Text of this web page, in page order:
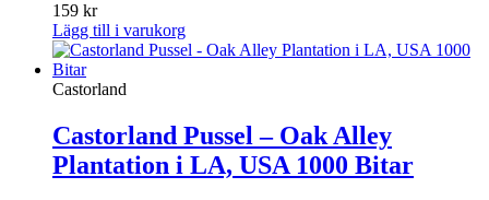
159 kr
Lägg till i varukorg
Castorland
Castorland Pussel – Oak Alley
Plantation i LA, USA 1000 Bitar